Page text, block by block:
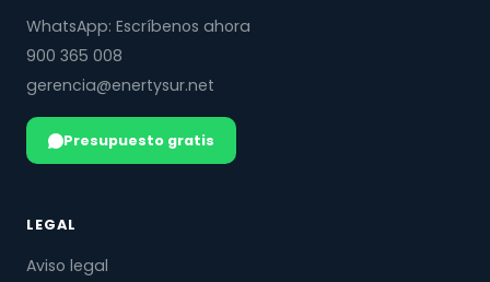
WhatsApp: Escríbenos ahora
900 365 008
gerencia@enertysur.net
Presupuesto gratis
LEGAL
Aviso legal